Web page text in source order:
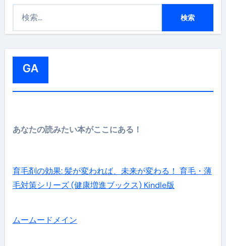
GA
あなたの読みたい本がここにある！
育毛剤の効果: 髪が変われば、未来が変わる！ 育毛・薄
毛対策シリーズ (健康増進ブックス) Kindle版
ムームードメイン